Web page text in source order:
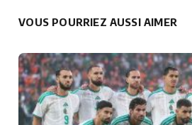
VOUS POURRIEZ AUSSI AIMER